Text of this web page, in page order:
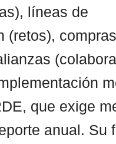
líneas de
(retos), compras
que exige
anual. Su